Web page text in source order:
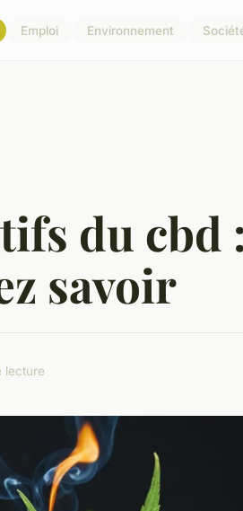
Emploi Environnement
du cbd :
savoir
lecture